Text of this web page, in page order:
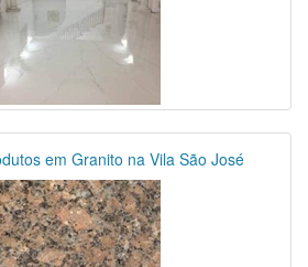
em Granito na Vila São José